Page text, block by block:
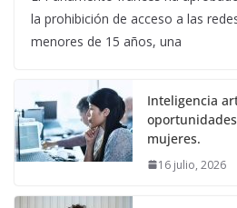
la prohibición de acceso a las
menores de 15 años, una
Inteligencia
mujeres.
16 julio, 2026